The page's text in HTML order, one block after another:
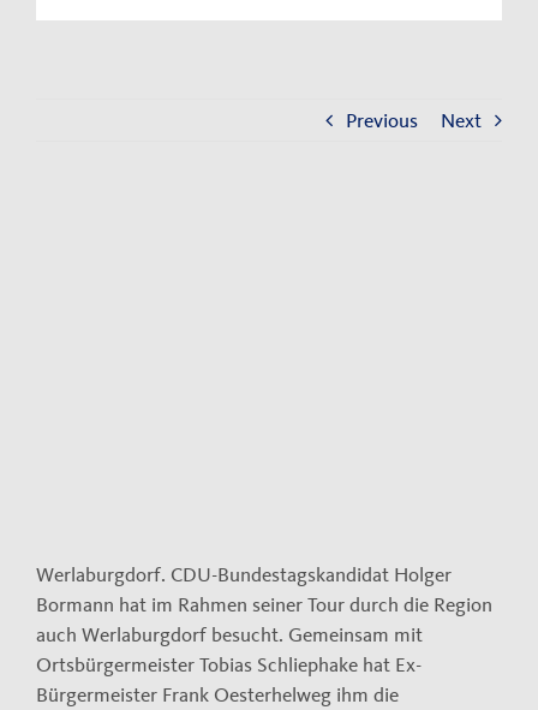
Previous Next
Werlaburgdorf. CDU-Bundestagskandidat Holger
Bormann hat im Rahmen seiner Tour durch die Region
auch Werlaburgdorf besucht. Gemeinsam mit
Ortsbürgermeister Tobias Schliephake hat Ex-
Bürgermeister Frank Oesterhelweg ihm die